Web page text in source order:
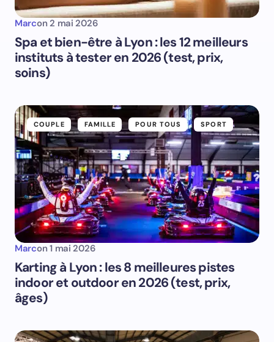
Marcon 2 mai 2026
Spa et bien-être à Lyon : les 12 meilleurs
instituts à tester en 2026 (test, prix,
soins)
COUPLE FAMILLE POUR TOUS SPORT
Marcon 1 mai 2026
Karting à Lyon : les 8 meilleures pistes
indoor et outdoor en 2026 (test, prix,
âges)